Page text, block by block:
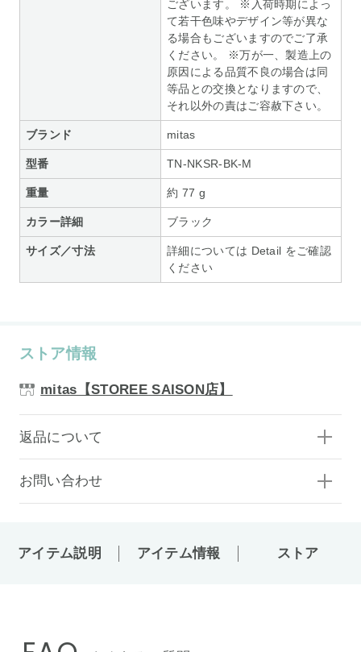
ございます。 ※入荷時期によっ
て若干色味やデザイン等が異な
る場合もございますのでご了承
ください。 ※万が一、製造上の
原因による品質不良の場合は同
等品との交換となりますので、
それ以外の責はご容赦下さい。
ブランド mitas
型番 TN-NKSR-BK-M
重量 約 77 g
カラー詳細 ブラック
サイズ／寸法
詳細については Detail をご確認
ください
ストア情報
mitas【STOREE SAISON店】
返品について
お問い合わせ
アイテム説明 アイテム情報 ストア